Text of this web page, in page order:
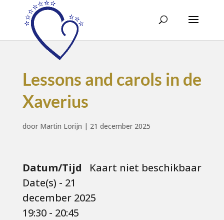
Lessons and carols in de
Xaverius
door Martin Lorijn | 21 december 2025
Kaart niet beschikbaar
Datum/Tijd
Date(s) - 21
december 2025
19:30 - 20:45